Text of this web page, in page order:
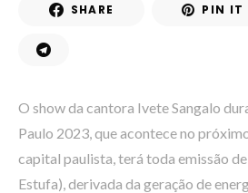
SHARE PIN IT
O show da cantora Ivete Sangalo
Paulo 2023, que acontece no
capital paulista, terá toda emissão
Estufa), derivada da geração de